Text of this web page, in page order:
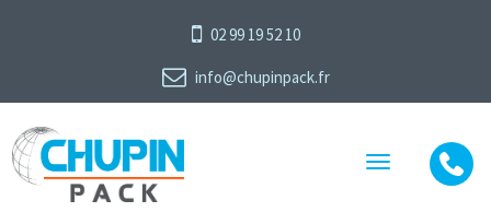
02 99 19 52 10
info@chupinpack.fr
Toggle
navigation